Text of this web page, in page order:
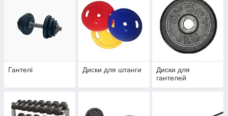
Гантелі Диски для штанги
Диски для
гантелей